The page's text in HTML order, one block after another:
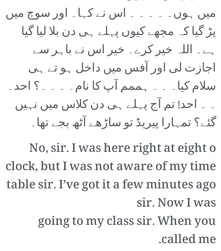
میں ہوں۔ ۔ ۔ ۔ ۔ اس نے کہا۔ اور سوچ میں
پڑ گیا کہ مجھے کیوں پہلے ہی دن بلا لیا گیا
ہے۔ اللہ خیر کرے۔ خیر اس نے باہر سے
اجازت لی اور آفس میں داخل ہو تے ہی
سلام کیا۔ ۔ ۔ ہممم آپ کا نام۔ ۔ ۔ ۔؟ احد۔
۔ ۔ احد! تم آج پہلے ہی دن کلاس میں نہیں
گئے؟ تمہارا پیریڈ تو ساڑھے آٹھ بجے تھا۔
No, sir. I was here right at eight o
clock, but I was not aware of my time
table sir. I’ve got it a few minutes ago
sir. Now I was
going to my class sir. When you
called me.